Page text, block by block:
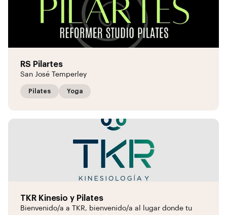
RS Pilartes
San José Temperley
Pilates Yoga
TKR Kinesio y Pilates
Bienvenido/a a TKR, bienvenido/a al lugar donde tu